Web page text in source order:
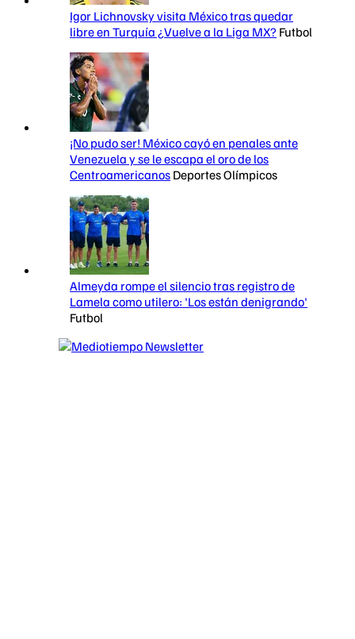
Igor Lichnovsky visita México tras quedar
libre en Turquía ¿Vuelve a la Liga MX? Futbol
¡No pudo ser! México cayó en penales ante
Venezuela y se le escapa el oro de los
Centroamericanos Deportes Olímpicos
Almeyda rompe el silencio tras registro de
Lamela como utilero: 'Los están denigrando'
Futbol